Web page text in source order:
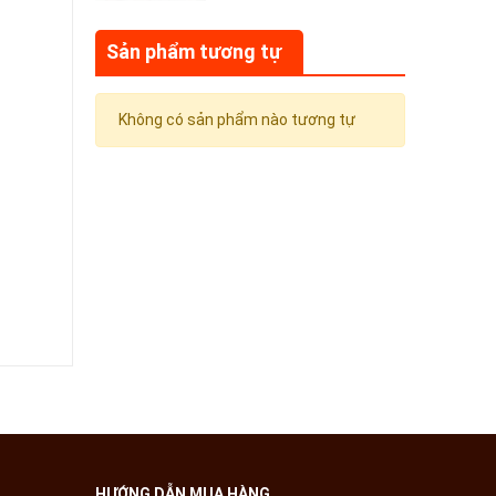
Sản phẩm tương tự
Không có sản phẩm nào tương tự